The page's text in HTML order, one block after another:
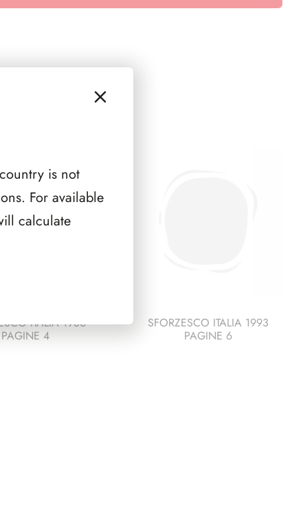
ITALIA 1986
PAGINE 4
SFORZESCO ITALIA 1993
PAGINE 6
is not
For available
calculate